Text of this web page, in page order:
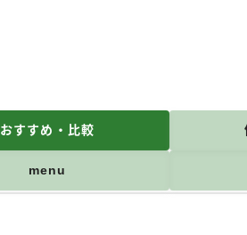
おすすめ・比較
menu